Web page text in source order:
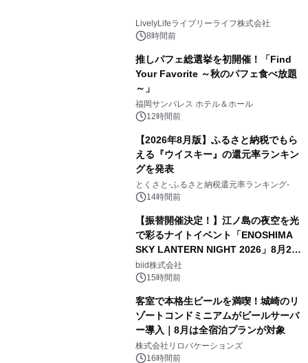
LivelyLifeライブリーライフ株式会社
8時間前
推しパフェ総選挙を初開催！「Find
Your Favorite ～秋のパフェ食べ放題
～」
福岡サンパレス ホテル＆ホール
12時間前
【2026年8月版】ふるさと納税でもら
える『ウイスキー』の還元率ランキン
グを発表
とくさと-ふるさと納税還元率ランキング-
14時間前
【振替開催決定！】江ノ島の夜空を光
で彩るナイトイベント「ENOSHIMA
SKY LANTERN NIGHT 2026」8月22
日(土)振替開催＆受付スタート！
biid株式会社
15時間前
客室で本格生ビールを満喫！城崎のリ
ゾートコンドミニアムがビールサーバ
ー導入｜8月は全宿泊プランが対象
株式会社リロバケーションズ
16時間前